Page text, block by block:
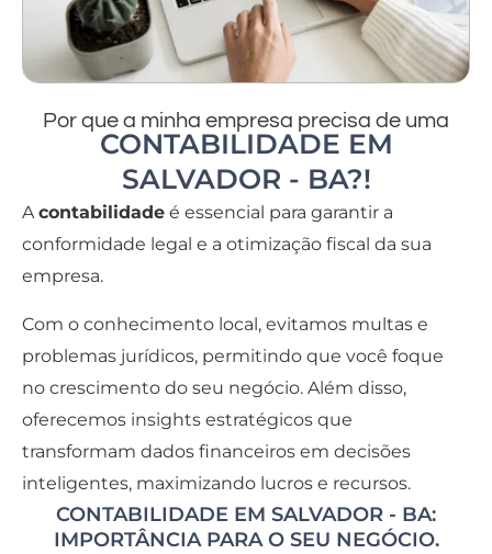
Por que a minha empresa precisa de uma
CONTABILIDADE EM
SALVADOR - BA?!
Acontabilidade é essencial para garantir a
conformidade legal e a otimização fiscal da sua
empresa.
Com o conhecimento local, evitamos multas e
problemas jurídicos, permitindo que você foque
no crescimento do seu negócio. Além disso,
oferecemos insights estratégicos que
transformam dados financeiros em decisões
inteligentes, maximizando lucros e recursos.
CONTABILIDADE EM SALVADOR - BA:
IMPORTÂNCIA PARA O SEU NEGÓCIO.